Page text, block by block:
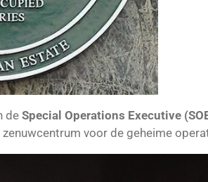
de Special Operations Executive
voor de geheime